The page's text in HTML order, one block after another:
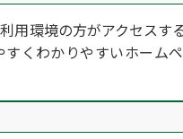
用環境の方がアクセスす
くわかりやすいホーム